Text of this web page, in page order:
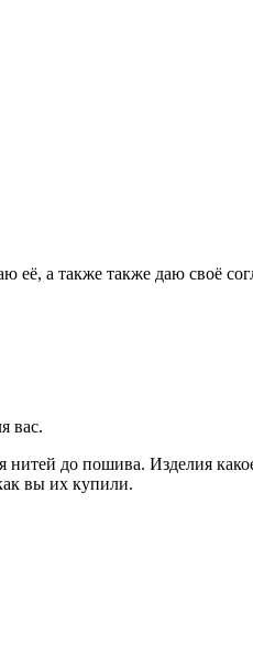
а также также даю своё
вас.
до пошива. Изделия
вы их купили.